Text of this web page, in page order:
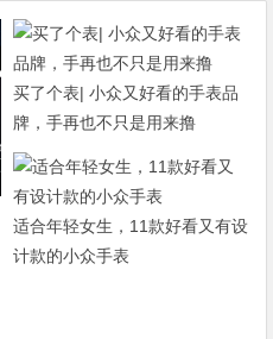
买了个表| 小众又好看的手表品
牌，手再也不只是用来撸
适合年轻女生，11款好看又有设
计款的小众手表